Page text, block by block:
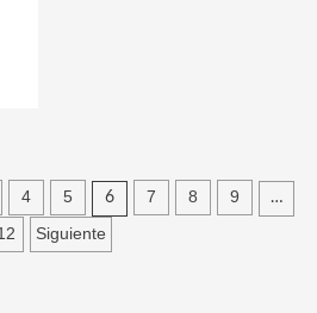
4 5 6 7 8 9 …
Siguiente